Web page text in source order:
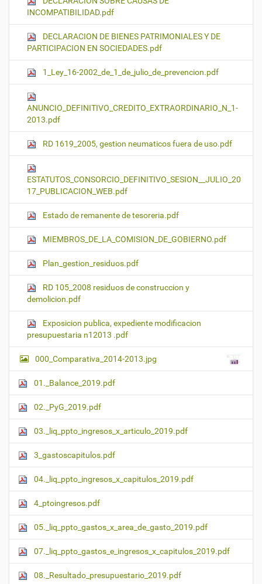
INCOMPATIBILIDAD.pdf
DECLARACION DE BIENES PATRIMONIALES Y DE
PARTICIPACION EN SOCIEDADES.pdf
1_Ley_16-2002_de_1_de_julio_de_prevencion.pdf
ANUNCIO_DEFINITIVO_CREDITO_EXTRAORDINARIO_N_1-
2013.pdf
RD 1619_2005, gestion neumaticos fuera de uso.pdf
ESTATUTOS_CONSORCIO_DEFINITIVO_SESION__JULIO_20
17_PUBLICACION_WEB.pdf
Estado de remanente de tesoreria.pdf
MIEMBROS_DE_LA_COMISION_DE_GOBIERNO.pdf
Plan_gestion_residuos.pdf
RD 105_2008 residuos de construccion y
demolicion.pdf
Exposicion publica, expediente modificacion
presupuestaria n12013 .pdf
000_Comparativa_2014-2013.jpg
01._Balance_2019.pdf
02._PyG_2019.pdf
03._liq_ppto_ingresos_x_articulo_2019.pdf
3_gastoscapitulos.pdf
04._liq_ppto_ingresos_x_capitulos_2019.pdf
4_ptoingresos.pdf
05._liq_ppto_gastos_x_area_de_gasto_2019.pdf
07._liq_ppto_gastos_e_ingresos_x_capitulos_2019.pdf
08._Resultado_presupuestario_2019.pdf